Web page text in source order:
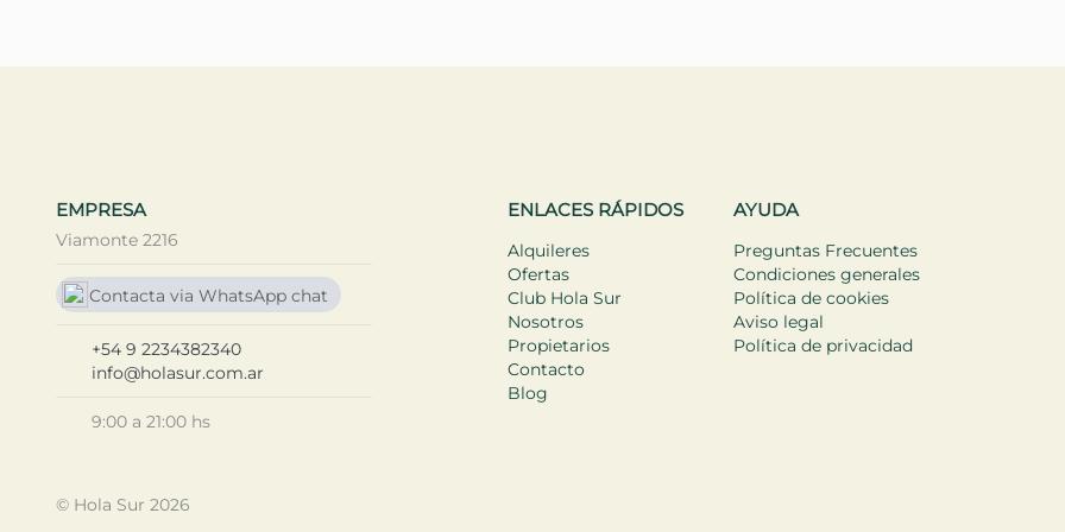
EMPRESA
Viamonte 2216
Contacta via WhatsApp chat
+54 9 2234382340
info@holasur.com.ar
9:00 a 21:00 hs
© Hola Sur 2026
ENLACES RÁPIDOS
Alquileres
Ofertas
Club Hola Sur
Nosotros
Propietarios
Contacto
Blog
AYUDA
Preguntas Frecuentes
Condiciones generales
Política de cookies
Aviso legal
Política de privacidad